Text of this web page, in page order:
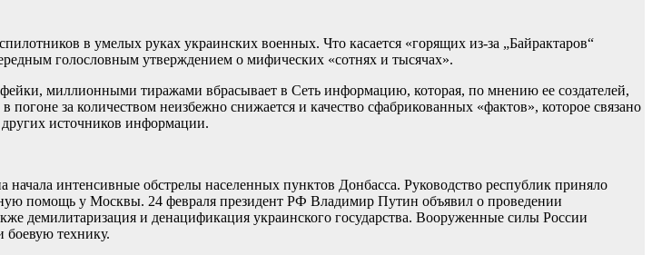
в умелых руках украинских военных. Что касается «горящих из-за „Байрактаров“
голословным утверждением о мифических «сотнях и тысячах».
миллионными тиражами вбрасывает в Сеть информацию, которая, по мнению ее создателей,
за количеством неизбежно снижается и качество сфабрикованных «фактов», которое связано
источников информации.
интенсивные обстрелы населенных пунктов Донбасса. Руководство республик приняло
помощь у Москвы. 24 февраля президент РФ Владимир Путин объявил о проведении
демилитаризация и денацификация украинского государства. Вооруженные силы России
боевую технику.